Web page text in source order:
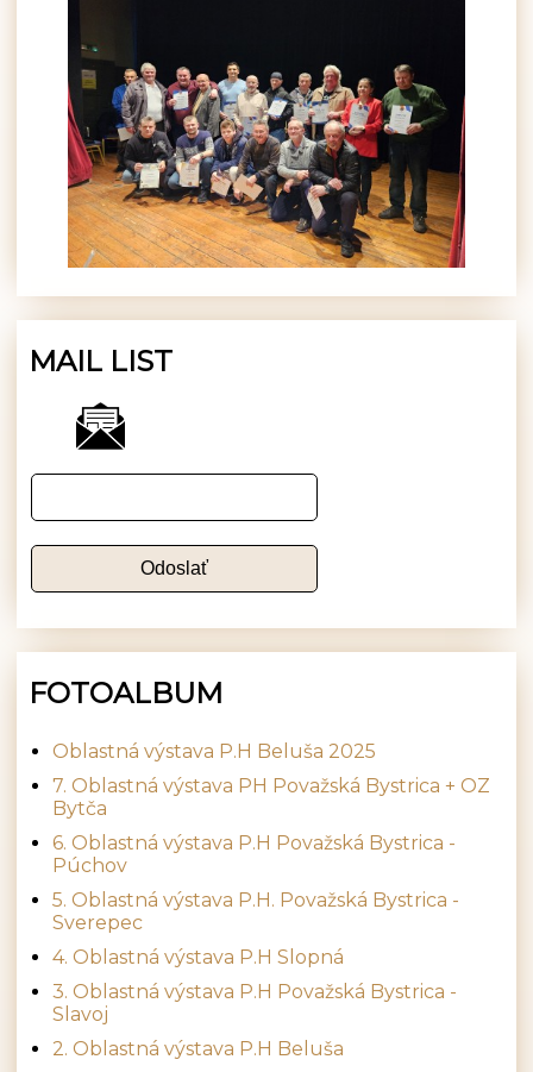
MAIL LIST
FOTOALBUM
Oblastná výstava P.H Beluša 2025
7. Oblastná výstava PH Považská Bystrica + OZ
Bytča
6. Oblastná výstava P.H Považská Bystrica -
Púchov
5. Oblastná výstava P.H. Považská Bystrica -
Sverepec
4. Oblastná výstava P.H Slopná
3. Oblastná výstava P.H Považská Bystrica -
Slavoj
2. Oblastná výstava P.H Beluša